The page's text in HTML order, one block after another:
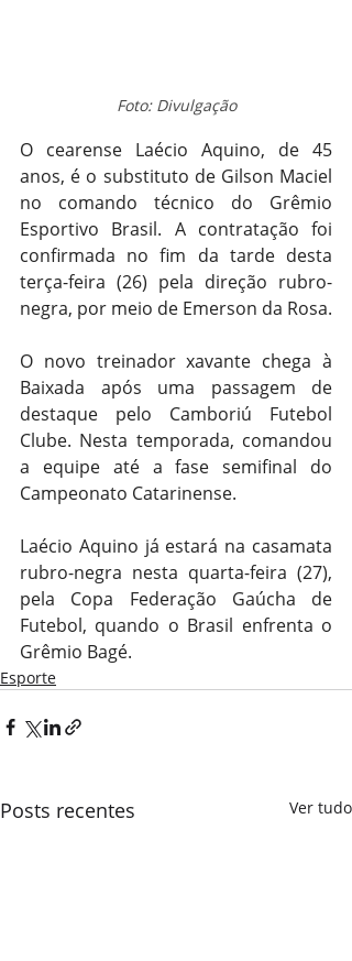
Foto: Divulgação
O cearense Laécio Aquino, de 45
anos, é o substituto de Gilson Maciel
no comando técnico do Grêmio
Esportivo Brasil. A contratação foi
confirmada no fim da tarde desta
terça-feira (26) pela direção rubro-
negra, por meio de Emerson da Rosa.
O novo treinador xavante chega à
Baixada após uma passagem de
destaque pelo Camboriú Futebol
Clube. Nesta temporada, comandou
a equipe até a fase semifinal do
Campeonato Catarinense.
Laécio Aquino já estará na casamata
rubro-negra nesta quarta-feira (27),
pela Copa Federação Gaúcha de
Futebol, quando o Brasil enfrenta o
Grêmio Bagé.
Esporte
Posts recentes Ver tudo